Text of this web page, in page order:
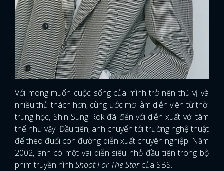
Với mong muốn cuộc sống của mình trở nên thú vị và
nhiều thử thách hơn, cùng ước mơ làm diễn viên từ thời
trung học, Shin Sung Rok đã đến với diễn xuất với tâm
thế như vậy. Đầu tiên, anh chuyển tới trường nghệ thuật
để theo đuổi con đường diễn xuất chuyên nghiệp. Năm
2002, anh có một vai diễn siêu nhỏ đầu tiên trong bộ
phim truyền hình Shoot For The Starcủa SBS.